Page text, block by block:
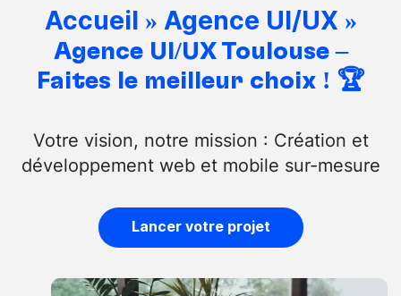
Accueil » Agence UI/UX »
Agence UI/UX Toulouse –
Faites le meilleur choix ! 🏆
Votre vision, notre mission : Création et
développement web et mobile sur-mesure
Lancer votre projet